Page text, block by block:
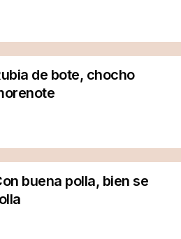
de bote, chocho
buena polla, bien se